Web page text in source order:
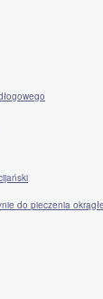
do pieczenia